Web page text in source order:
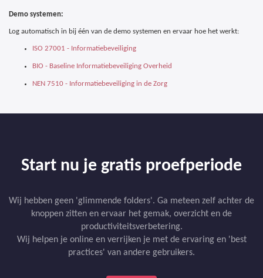
Demo systemen:
Log automatisch in bij één van de demo systemen en ervaar hoe het werkt:
ISO 27001 - Informatiebeveiliging
BIO - Baseline Informatiebeveiliging Overheid
NEN 7510 - Informatiebeveiliging in de Zorg
Start nu je gratis proefperiode
Wij hebben geen 'glimmende folders'. Ga meteen zelf achter de
knoppen zitten en ervaar het gemak, overzicht en de
productiviteitsverbetering.
Wij helpen je online en verrijken je met de ervaring en 'best
practices' van andere gebruikers.